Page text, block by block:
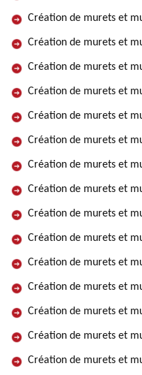
Création de murets et
Création de murets et
Création de murets et
Création de murets et
Création de murets et
Création de murets et
Création de murets et
Création de murets et
Création de murets et
Création de murets et
Création de murets et
Création de murets et
Création de murets et
Création de murets et
Création de murets et